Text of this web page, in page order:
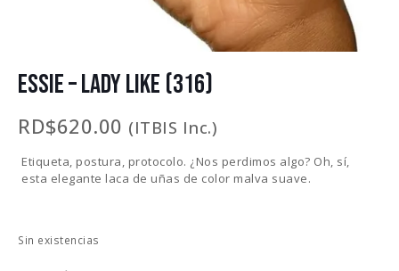
ESSIE – LADY LIKE (316)
RD$620.00 (ITBIS Inc.)
Etiqueta, postura, protocolo. ¿Nos perdimos algo? Oh, sí,
esta elegante laca de uñas de color malva suave.
Sin existencias